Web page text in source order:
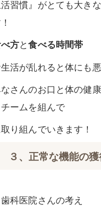
習慣』がとても大き
方と食べる時間帯
活が乱れると体にも悪
さんのお口と体の健
ームを組んで
り組んでいきます！
３、正常な機能の
科医院さんの考え